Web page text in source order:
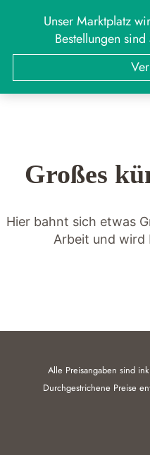
Unser Marktplatz
Bestellungen
Suchen
Großes
Hier bahnt sich etwas
Arbeit und
Alle Preisangaben sind
Durchgestrichene Preise